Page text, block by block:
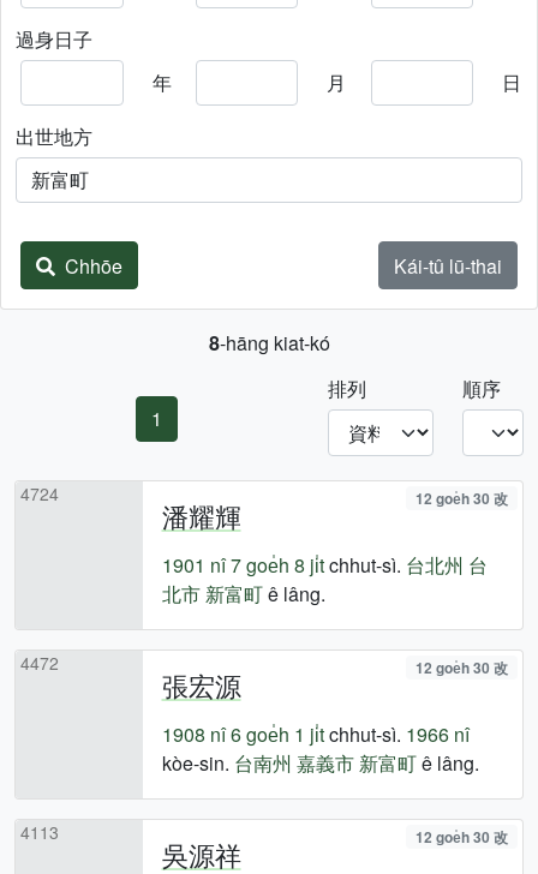
過身日子
年
月
日
出世地方
Chhōe Kái-tû lū-thai
8-hāng kiat-kó
1
排列 順序
4724
潘耀輝 12 goe̍h 30 改
1901 nî7 goe̍h 8 ji̍tchhut-sì. 台北州 台
北市 新富町ê lâng.
4472
張宏源 12 goe̍h 30 改
1908 nî6 goe̍h 1 ji̍tchhut-sì. 1966 nî
kòe-sin. 台南州 嘉義市 新富町ê lâng.
4113
吳源祥 12 goe̍h 30 改